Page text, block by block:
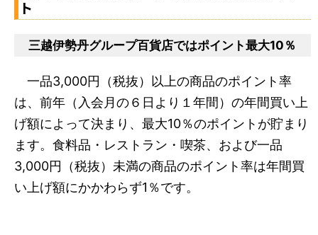
ト
三越伊勢丹グループ百貨店ではポイント最大10％
一品3,000円（税抜）以上の商品のポイント率
は、前年（入会月の６日より１年間）の年間買い上
げ額によって決まり、最大10％のポイントが貯まり
ます。食料品・レストラン・喫茶、および一品
3,000円（税抜）未満の商品のポイント率は年間買
い上げ額にかかわらず1％です。